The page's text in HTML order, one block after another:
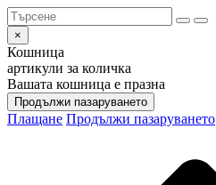
×
Кошница
артикули за количка
Вашата кошница е празна
Продължи пазаруването
Плащане Продължи пазаруването